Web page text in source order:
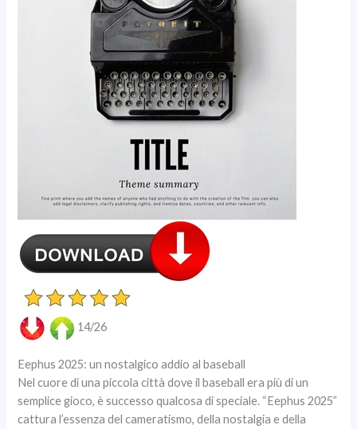
14/26
Eephus 2025: un nostalgico addio al baseball
Nel cuore di una piccola città dove il baseball era più di un
semplice gioco, è successo qualcosa di speciale. “Eephus 2025”
cattura l’essenza del cameratismo, della nostalgia e della